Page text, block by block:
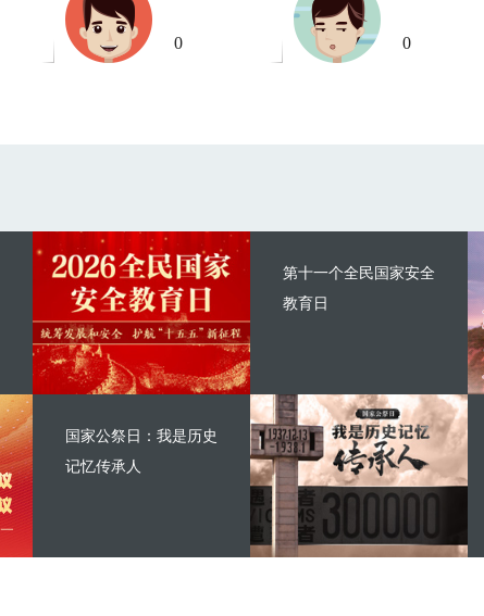
0 0
第十一个全民国家安全
教育日
国家公祭日：我是历史
记忆传承人